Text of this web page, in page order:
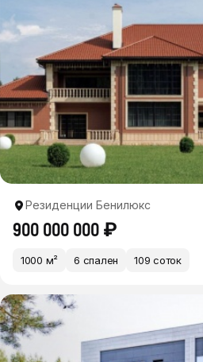
Резиденции Бенилюкс
900 000 000 ₽
1000 м² 6 спален 109 соток